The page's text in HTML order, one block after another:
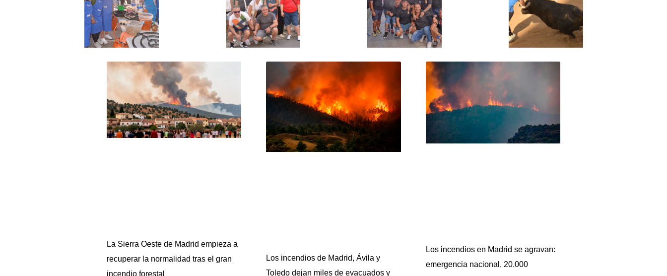
La Sierra Oeste de Madrid empieza a
recuperar la normalidad tras el gran
incendio forestal
Los incendios de Madrid, Ávila y
Toledo dejan miles de evacuados y
Los incendios en Madrid se agravan:
emergencia nacional, 20.000